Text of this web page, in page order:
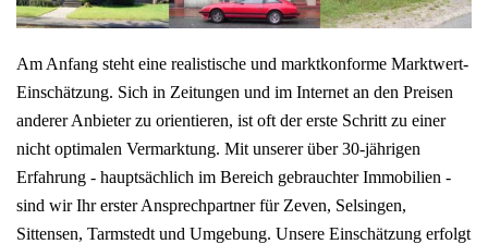
Am Anfang steht eine realistische und marktkonforme Marktwert-
Einschätzung. Sich in Zeitungen und im Internet an den Preisen
anderer Anbieter zu orientieren, ist oft der erste Schritt zu einer
nicht optimalen Vermarktung. Mit unserer über 30-jährigen
Erfahrung - hauptsächlich im Bereich gebrauchter Immobilien -
sind wir Ihr erster Ansprechpartner für Zeven, Selsingen,
Sittensen, Tarmstedt und Umgebung. Unsere Einschätzung erfolgt